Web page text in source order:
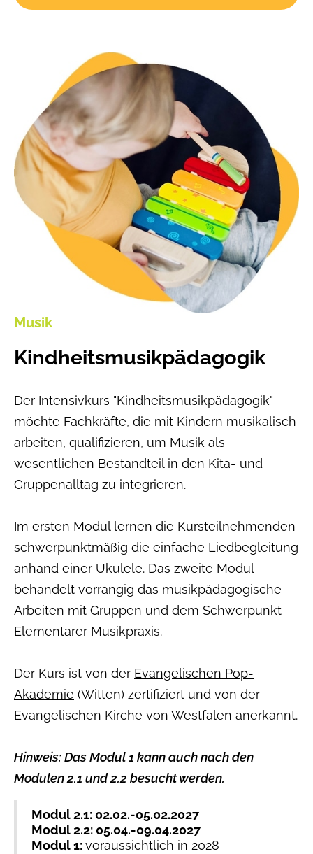
Musik
Kindheitsmusikpädagogik
Der Intensivkurs "Kindheitsmusikpädagogik"
möchte Fachkräfte, die mit Kindern musikalisch
arbeiten, qualifizieren, um Musik als
wesentlichen Bestandteil in den Kita- und
Gruppenalltag zu integrieren.
Im ersten Modul lernen die Kursteilnehmenden
schwerpunktmäßig die einfache Liedbegleitung
anhand einer Ukulele. Das zweite Modul
behandelt vorrangig das musikpädagogische
Arbeiten mit Gruppen und dem Schwerpunkt
Elementarer Musikpraxis.
Der Kurs ist von der Evangelischen Pop-
Akademie (Witten) zertifiziert und von der
Evangelischen Kirche von Westfalen anerkannt.
Hinweis:Das Modul 1 kann auch nach den
Modulen 2.1 und 2.2 besucht werden.
Modul 2.1: 02.02.-05.02.2027
Modul 2.2: 05.04.-09.04.2027
Modul 1:voraussichtlich in 2028